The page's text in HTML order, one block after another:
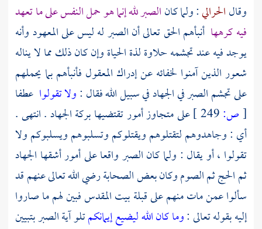
وقالالحرالي: ولما كانالصبر لله إنما هو حمل النفس على ما تعهد
فيه كرهها أنبأهم الحق تعالى أن الصبر له ليس على المعهود وأنه
يوجد فيه عند تجشمه حلاوة لذة الحياة وإن كان ذلك مما لا يناله
شعور الذين آمنوا لخفائه عن إدراك المعقول فأنبأهم بما يحملهم
على تجشم الصبر في الجهاد في سبيل الله فقال :ولا تقولوا عطفا
[ص:
على متجاوز أمور تقتضيها بركة الجهاد . انتهى .
أي : وجاهدوهم لتقتلوهم ويقتلوكم وتسلبوهم ويسلبوكم ولا
تقولوا ، أو يقال : ولما كان الصبر واقعا على أمور أشقها الجهاد
ثم الحج ثم الصوم وكان بعض الصحابة رضي الله تعالى عنهم قد
سألوا عمن مات منهم على قبلةبيت المقدسفبين لهم ما صاروا
إليه بقوله تعالى :وما كان الله ليضيع إيمانكمتلو آية الصبر بتبيين